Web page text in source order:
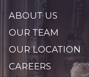
ABOUT US
OUR TEAM
OUR LOCATION
CAREERS